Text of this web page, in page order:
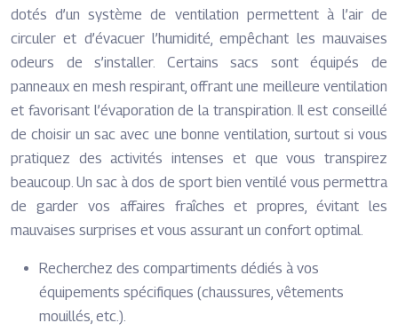
dotés d’un système de ventilation permettent à l’air de
circuler et d’évacuer l’humidité, empêchant les mauvaises
odeurs de s’installer. Certains sacs sont équipés de
panneaux en mesh respirant, offrant une meilleure ventilation
et favorisant l’évaporation de la transpiration. Il est conseillé
de choisir un sac avec une bonne ventilation, surtout si vous
pratiquez des activités intenses et que vous transpirez
beaucoup. Un sac à dos de sport bien ventilé vous permettra
de garder vos affaires fraîches et propres, évitant les
mauvaises surprises et vous assurant un confort optimal.
Recherchez des compartiments dédiés à vos
équipements spécifiques (chaussures, vêtements
mouillés, etc.).